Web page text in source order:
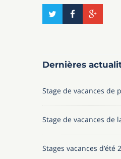
Dernières
Stage de vacances de
Stage de vacances de
Stages vacances d’été